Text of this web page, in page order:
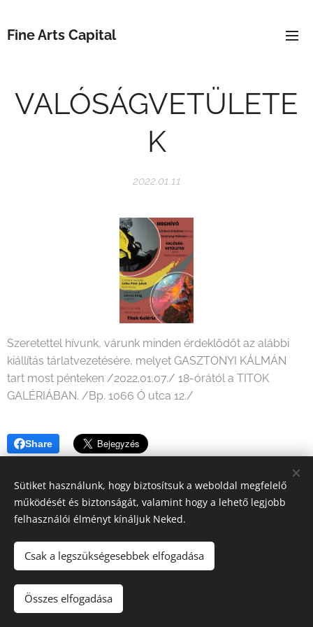
Fine Arts Capital
VALÓSÁGVETÜLETE
K
2022.01.11
Szeretettel hívunk, várunk minden érdeklődőt az alábbi
kiállítás tárlatvezetésére, melyet GASZTONYI KÁLMÁN
tart most pénteken /2022.01.07./ 18-órától a TITOK
GALÉRIÁBAN. /Bp. 1066 Ó utca 12./
Share
2026 Fine Arts Capital művészeti egyesület | Minden jog
Az oldalt a
Sütiket használunk, hogy biztosítsuk a weboldal megfelelő
működését és biztonságát, valamint hogy a lehető legjobb
felhasználói élményt kínáljuk Neked.
Csak a legszükségesebbek elfogadása
Összes elfogadása